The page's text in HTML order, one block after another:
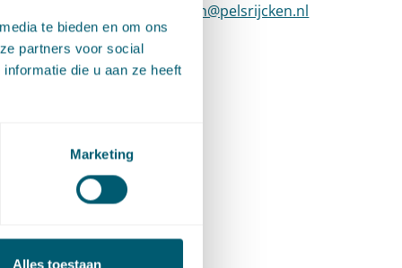
te bieden en om ons
partners voor social
die u aan ze heeft
Marketing
Alles toestaan
heeft
is
simon.vandoren@pelsrijcken.nl
LinkedIn Ga naar het LinkedIn profiel van